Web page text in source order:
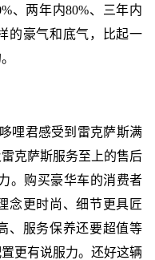
、两年内80%、三年内
的豪气和底气，比起一
哩君感受到雷克萨斯满
克萨斯服务至上的售后
。购买豪华车的消费者
念更时尚、细节更具匠
、服务保养还要超值等
更有说服力。还好这辆